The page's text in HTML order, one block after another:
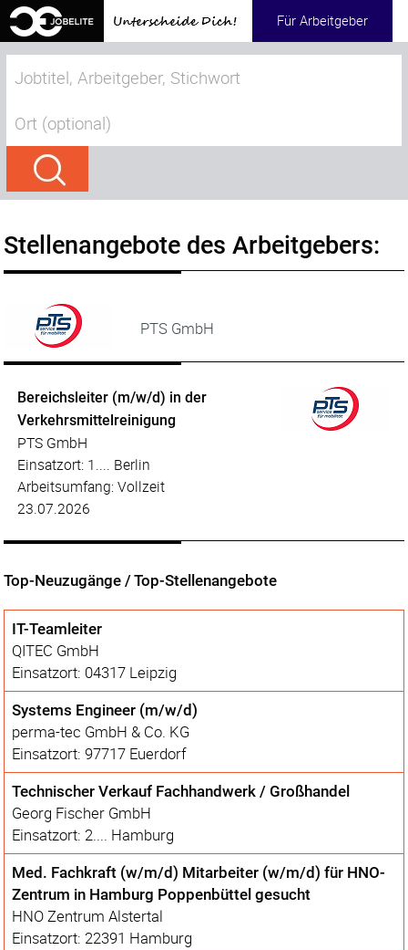
Für Arbeitgeber
Top-Neuzugänge / Top-Stellenangebote
IT-Teamleiter
QITEC GmbH
Einsatzort: 04317 Leipzig
Systems Engineer (m/w/d)
perma-tec GmbH & Co. KG
Einsatzort: 97717 Euerdorf
Technischer Verkauf Fachhandwerk / Großhandel
Georg Fischer GmbH
Einsatzort: 2.... Hamburg
Med. Fachkraft (w/m/d) Mitarbeiter (w/m/d) für HNO-
Zentrum in Hamburg Poppenbüttel gesucht
HNO Zentrum Alstertal
Einsatzort: 22391 Hamburg
Stellenangebote des Arbeitgebers:
PTS GmbH
Bereichsleiter (m/w/d) in der
Verkehrsmittelreinigung
PTS GmbH
Einsatzort: 1.... Berlin
Arbeitsumfang: Vollzeit
23.07.2026